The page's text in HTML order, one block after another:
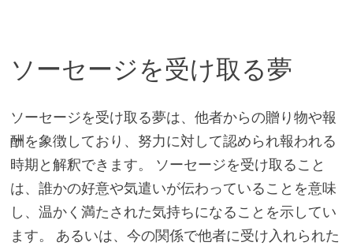
ソーセージを受け取る夢
ソーセージを受け取る夢は、他者からの贈り物や報
酬を象徴しており、努力に対して認められ報われる
時期と解釈できます。 ソーセージを受け取ること
は、誰かの好意や気遣いが伝わっていることを意味
し、温かく満たされた気持ちになることを示してい
ます。 あるいは、今の関係で他者に受け入れられた